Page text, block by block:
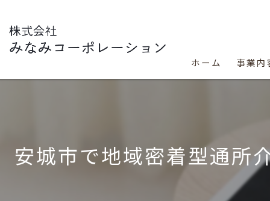
ホーム 事業内
安城市で地域密着型通所